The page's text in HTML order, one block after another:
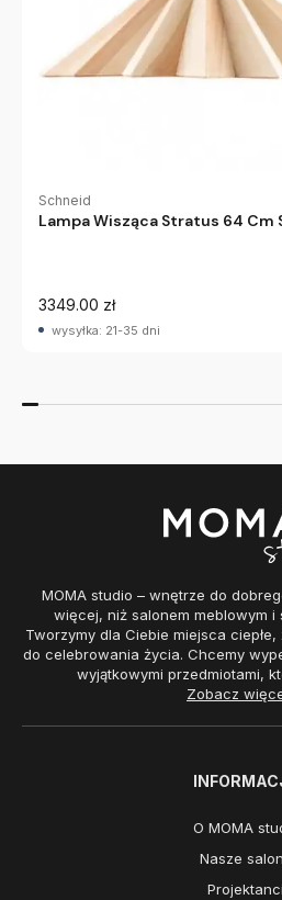
Schneid
Lampa Wisząca Stratus 64 Cm
3349.00 zł
wysyłka: 21-35 dni
MOMA studio – wnętrze do
więcej, niż salonem meblowym i
Tworzymy dla Ciebie miejsca
do celebrowania życia. Chcemy
wyjątkowymi przedmiotami,
Zobacz
O MOMA
Nasze
Projektanci